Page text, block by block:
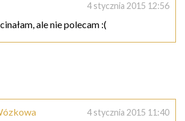
4 stycznia 2015 12:56
ale nie polecam :(
4 stycznia 2015 11:40